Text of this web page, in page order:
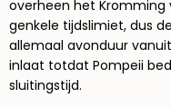
overheen het Kromming
genkele tijdslimiet, dus
allemaal avonduur
inlaat totdat Pompeii
sluitingstijd.